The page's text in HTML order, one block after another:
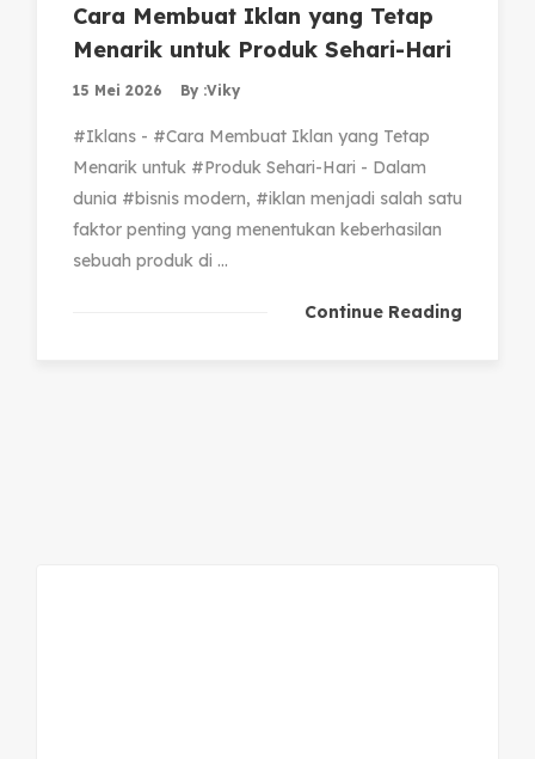
Cara Membuat Iklan yang Tetap
Menarik untuk Produk Sehari-Hari
15 Mei 2026 By :Viky
#Iklans - #Cara Membuat Iklan yang Tetap
Menarik untuk #Produk Sehari-Hari - Dalam
dunia #bisnis modern, #iklan menjadi salah satu
faktor penting yang menentukan keberhasilan
sebuah produk di ...
Continue Reading